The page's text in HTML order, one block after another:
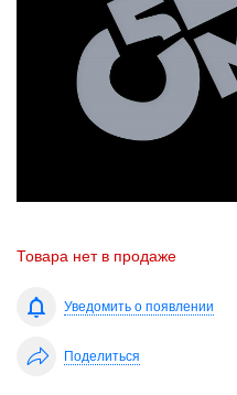
Товара нет в продаже
Уведомить о появлении
Поделиться